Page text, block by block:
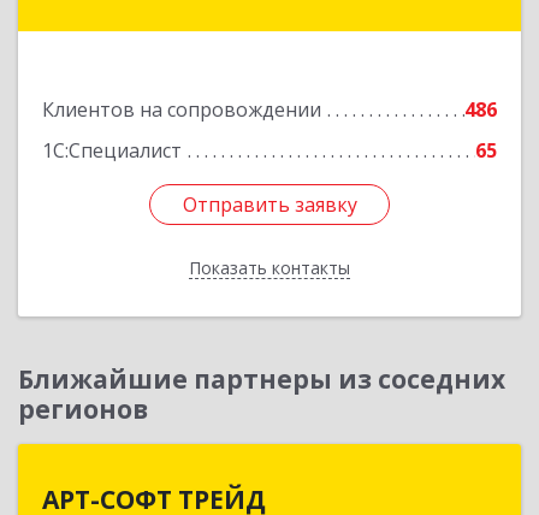
Клиентов на сопровождении
486
1С:Специалист
65
Отправить заявку
Показать контакты
Отправить заявку
Назад
Ближайшие партнеры из соседних
регионов
АРТ-СОФТ ТРЕЙД